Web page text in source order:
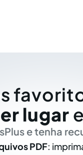
lugar e
e tenha
PDF: